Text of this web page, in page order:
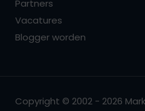
Partners
Vacatures
Blogger worden
Copyright © 2002 - 2026